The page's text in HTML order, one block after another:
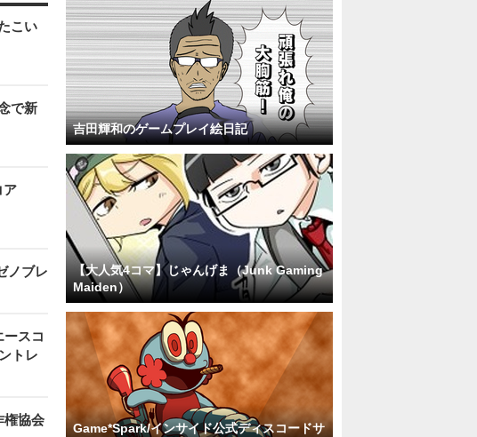
こい
で新
ア
ノブレ
ースコ
トレ
権協会
吉田輝和のゲームプレイ絵日記
【大人気4コマ】じゃんげま（Junk Gaming
Maiden）
Game*Spark/インサイド公式ディスコードサ